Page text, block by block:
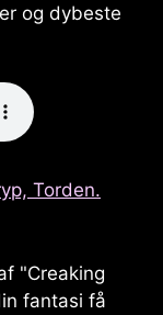
og dybeste
Torden.
"Creaking
fantasi få